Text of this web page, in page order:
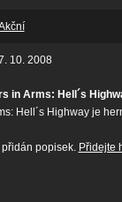
10. 2008
in Arms: Hell´s
Hell´s Highway je
přidán popisek. Přidejte